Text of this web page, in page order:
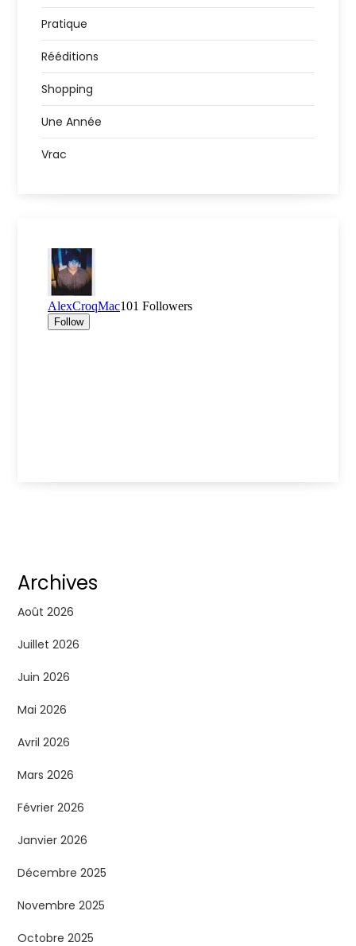
Pratique
Rééditions
Shopping
Une Année
Vrac
Archives
Août 2026
Juillet 2026
Juin 2026
Mai 2026
Avril 2026
Mars 2026
Février 2026
Janvier 2026
Décembre 2025
Novembre 2025
Octobre 2025